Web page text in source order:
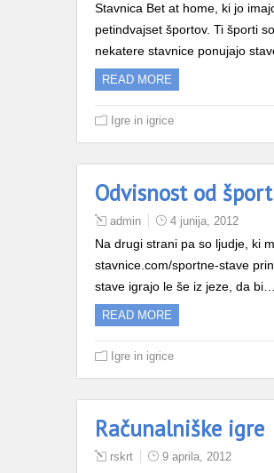
Stavnica Bet at home, ki jo
petindvajset športov. Ti športi
nekatere stavnice ponujajo
READ MORE
Igre in igrice
Odvisnost od
admin 4 junija, 2012
Na drugi strani pa so ljudje, ki
stavnice.com/sportne-stave
stave igrajo le še iz jeze, da bi…
READ MORE
Igre in igrice
Računalniške igre
rskrt 9 aprila, 2012